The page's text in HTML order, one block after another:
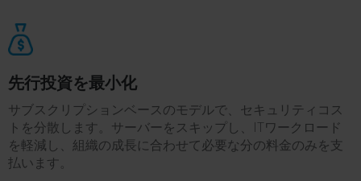
先行投資を最小化
サブスクリプションベースのモデルで、セキュリティコス
トを分散します。サーバーをスキップし、ITワークロード
を軽減し、組織の成長に合わせて必要な分の料金のみを支
払います。